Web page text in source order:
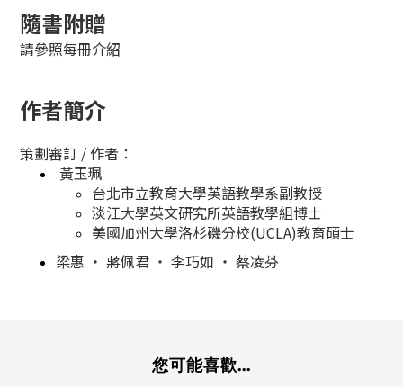
隨書附贈
請參照每冊介紹
作者簡介
策劃審訂 / 作者：
黃玉珮
台北市立教育大學英語教學系副教授
淡江大學英文研究所英語教學組博士
美國加州大學洛杉磯分校(UCLA)教育碩士
梁惠 ‧ 蔣佩君 ‧ 李巧如 ‧ 蔡凌芬
您可能喜歡...